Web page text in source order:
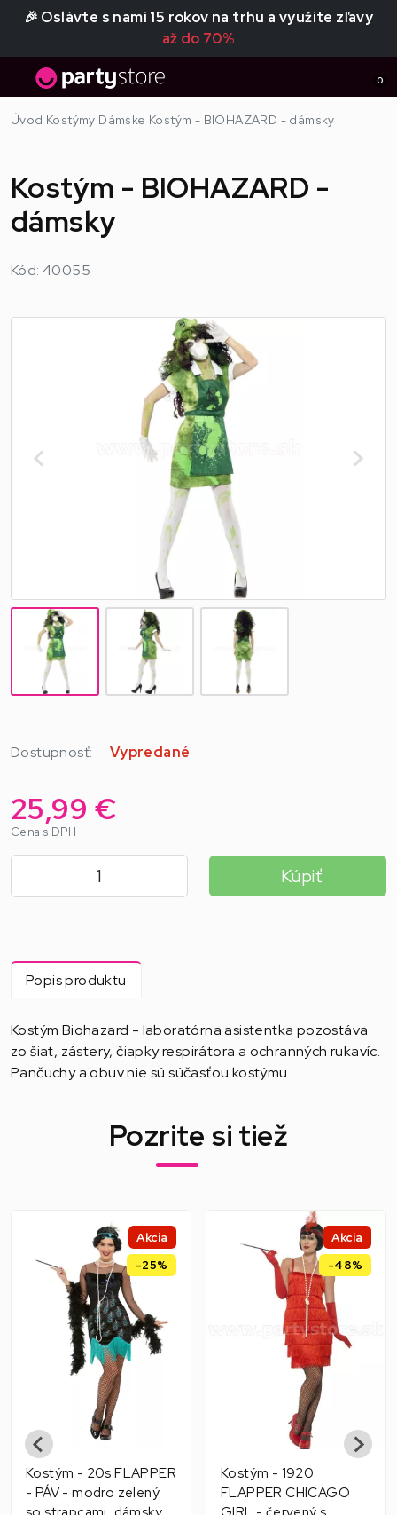
🎉 Oslávte s nami 15 rokov na trhu a využite zľavy
až do 70%
0
Úvod Kostýmy Dámske Kostým - BIOHAZARD - dámsky
Kostým - BIOHAZARD -
dámsky
Kód: 40055
Dostupnosť: Vypredané
25,99 €
Cena s DPH
Kúpiť
Popis produktu
Kostým Biohazard - laboratórna asistentka pozostáva
zo šiat, zástery, čiapky respirátora a ochranných rukavíc.
Pančuchy a obuv nie sú súčasťou kostýmu.
Pozrite si tiež
Akcia
-25%
Kostým - 20s FLAPPER
- PÁV - modro zelený
Akcia
-48%
Kostým - 1920
FLAPPER CHICAGO